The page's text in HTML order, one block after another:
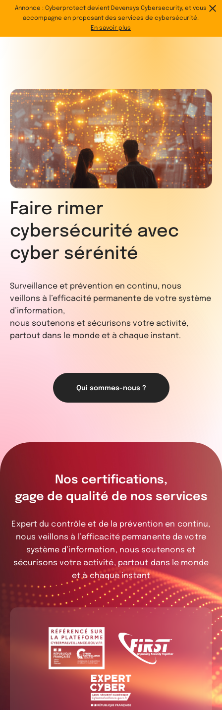
Annonce : Cyberprotect devient Devensys Cybersecurity, et vous
accompagne en proposant des services de cybersécurité.
En savoir plus
@
Faire rimer
cybersécurité avec
cyber sérénité
Surveillance et prévention en continu, nous
veillons à l’efficacité permanente de votre système
d’information,
nous soutenons et sécurisons votre activité,
partout dans le monde et à chaque instant.
Qui sommes-nous ?
Nos certifications,
gage de qualité de nos services
Expert du contrôle et de la prévention en continu,
nous veillons à l’efficacité permanente de votre
système d’information, nous soutenons et
sécurisons votre activité, partout dans le monde
et à chaque instant